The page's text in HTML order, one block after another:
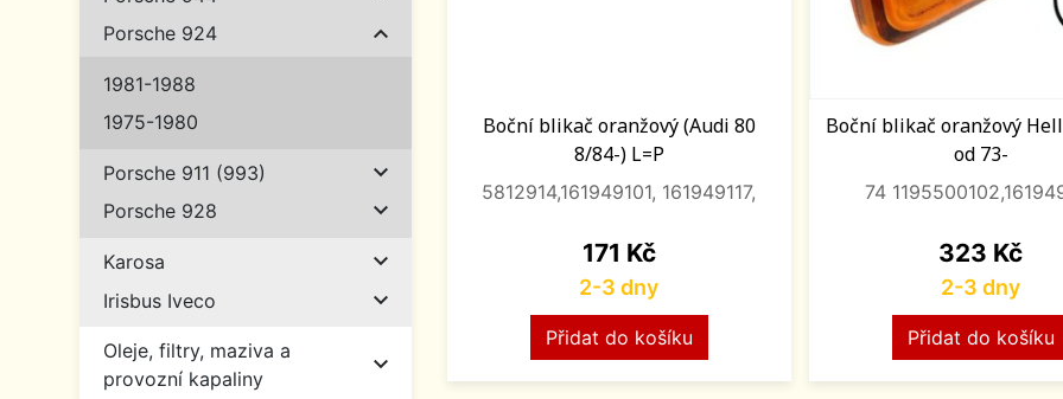
Porsche 924 
1981-1988
1975-1980
Porsche 911 (993) 
Porsche 928 
Karosa 
Irisbus Iveco 
Oleje, filtry, maziva a
provozní kapaliny

Boční blikač oranžový (Audi 80
8/84-) L=P
5812914,161949101, 161949117,
Cena
171 Kč
2-3 dny
Přidat do košíku
Boční blikač oranžový
od 73-
74
Cena
323 Kč
2-3 dny
Přidat do košíku